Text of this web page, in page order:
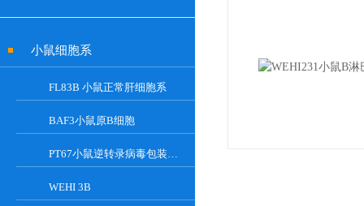
小鼠细胞系
FL83B 小鼠正常肝细胞系
BAF3小鼠原B细胞
PT67小鼠逆转录病毒包装细胞
WEHI 3B